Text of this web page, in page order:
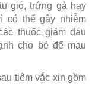
gió, trứng gà hay
có thể gây nhiễm
thuốc giảm đau
cho bé để mau
tiêm vắc xin gồm